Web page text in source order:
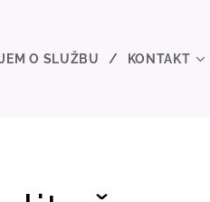
O SLUŽBU KONTAKT